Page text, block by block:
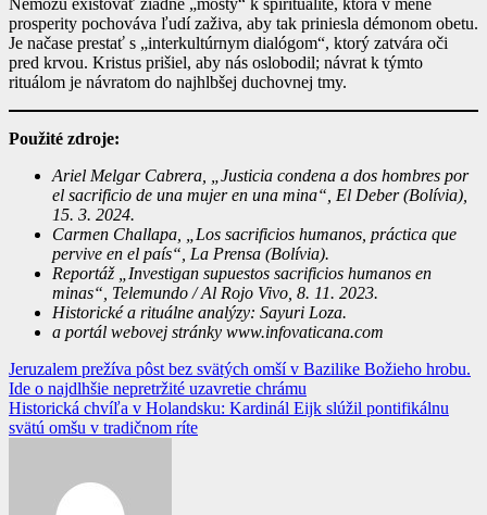
Nemôžu existovať žiadne „mosty“ k spiritualite, ktorá v mene
prosperity pochováva ľudí zaživa, aby tak priniesla démonom obetu.
Je načase prestať s „interkultúrnym dialógom“, ktorý zatvára oči
pred krvou. Kristus prišiel, aby nás oslobodil; návrat k týmto
rituálom je návratom do najhlbšej duchovnej tmy.
Použité zdroje:
Ariel Melgar Cabrera, „Justicia condena a dos hombres por
el sacrificio de una mujer en una mina“, El Deber (Bolívia),
15. 3. 2024.
Carmen Challapa, „Los sacrificios humanos, práctica que
pervive en el país“, La Prensa (Bolívia).
Reportáž „Investigan supuestos sacrificios humanos en
minas“, Telemundo / Al Rojo Vivo, 8. 11. 2023.
Historické a rituálne analýzy: Sayuri Loza.
a portál webovej stránky www.infovaticana.com
Navigácia
v
článku
Jeruzalem prežíva pôst bez svätých omší v Bazilike Božieho hrobu.
Ide o najdlhšie nepretržité uzavretie chrámu
Historická chvíľa v Holandsku: Kardinál Eijk slúžil pontifikálnu
svätú omšu v tradičnom ríte